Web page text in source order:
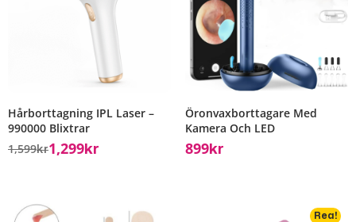
Hårborttagning IPL Laser –
990000 Blixtrar
1,599Kr1,299Kr
Öronvaxborttagare Med
Kamera Och LED
899Kr
Rea!